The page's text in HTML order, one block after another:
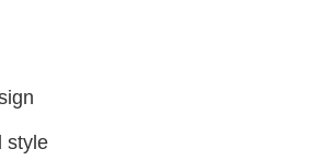
style